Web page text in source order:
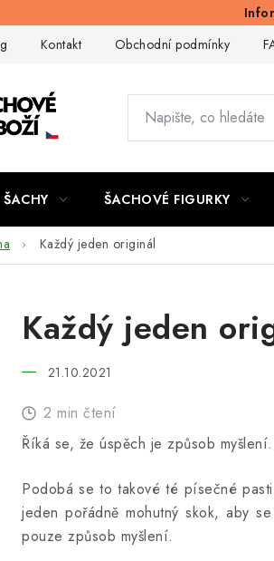
Kontakt Obchodní podmínky
ŠACHY ŠACHOVÉ FIGURKY
Každý jeden originál
Každý jeden
21.10.2021
2 min čtení
Říká se, že úspěch je způsob
Podobá se to takové té písečné
jeden pořádně mohutný skok, aby
pouze způsob myšlení.